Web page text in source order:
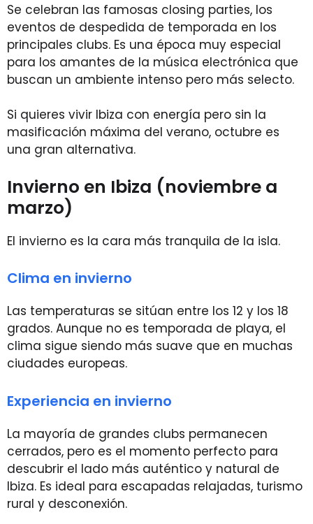
Se celebran las famosas closing parties, los
eventos de despedida de temporada en los
principales clubs. Es una época muy especial
para los amantes de la música electrónica que
buscan un ambiente intenso pero más selecto.
Si quieres vivir Ibiza con energía pero sin la
masificación máxima del verano, octubre es
una gran alternativa.
Invierno en Ibiza (noviembre a
marzo)
El invierno es la cara más tranquila de la isla.
Clima en invierno
Las temperaturas se sitúan entre los 12 y los 18
grados. Aunque no es temporada de playa, el
clima sigue siendo más suave que en muchas
ciudades europeas.
Experiencia en invierno
La mayoría de grandes clubs permanecen
cerrados, pero es el momento perfecto para
descubrir el lado más auténtico y natural de
Ibiza. Es ideal para escapadas relajadas, turismo
rural y desconexión.